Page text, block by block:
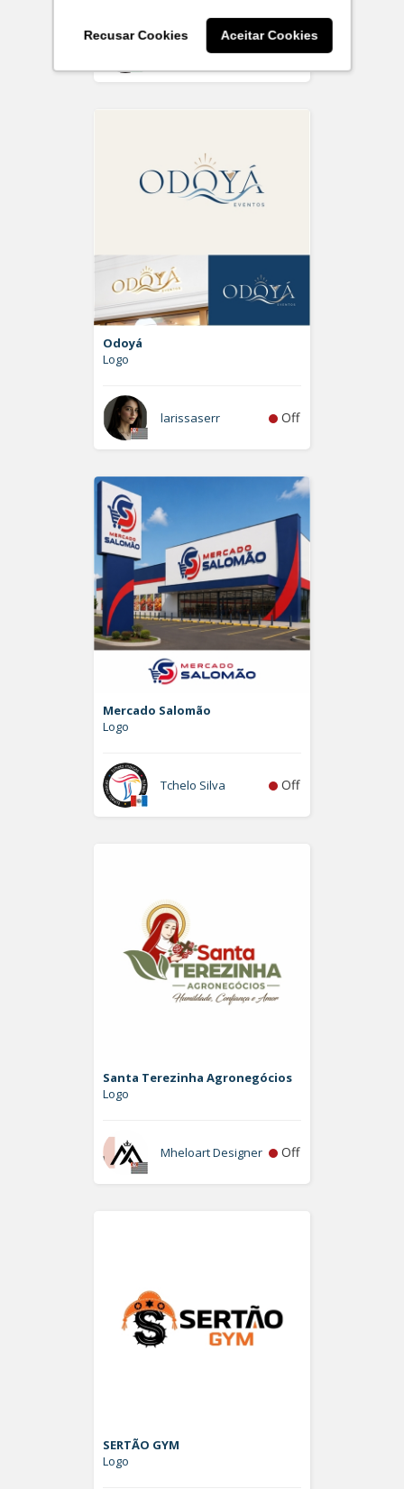
Recusar Cookies Aceitar Cookies
Grazi Delgado Off
Odoyá
Logo
larissaserr Off
Mercado Salomão
Logo
Tchelo Silva Off
Santa Terezinha Agronegócios
Logo
Mheloart Designer Off
SERTÃO GYM
Logo